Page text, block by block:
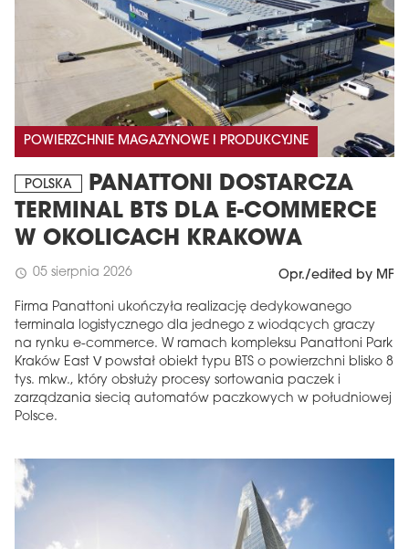
POWIERZCHNIE MAGAZYNOWE I PRODUKCYJNE
POLSKA
PANATTONI DOSTARCZA
TERMINAL BTS DLA E-COMMERCE
W OKOLICACH KRAKOWA
schedule 05 sierpnia 2026 Opr./edited by MF
Firma Panattoni ukończyła realizację dedykowanego
terminala logistycznego dla jednego z wiodących graczy
na rynku e-commerce. W ramach kompleksu Panattoni Park
Kraków East V powstał obiekt typu BTS o powierzchni blisko 8
tys. mkw., który obsłuży procesy sortowania paczek i
zarządzania siecią automatów paczkowych w południowej
Polsce.